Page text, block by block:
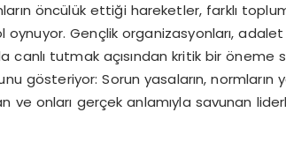
öncülük ettiği hareketler, farklı
Gençlik organizasyonları,
tutmak açısından kritik bir öneme
gösteriyor: Sorun yasaların, normların
onları gerçek anlamıyla savunan